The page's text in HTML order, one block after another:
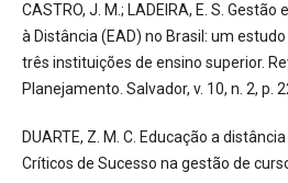
CASTRO, J. M.; LADEIRA, E. S.
à Distância (EAD) no Brasil: um
três instituições de ensino superior.
Planejamento. Salvador, v. 10, n. 2, p.
DUARTE, Z. M. C. Educação a
Críticos de Sucesso na gestão de